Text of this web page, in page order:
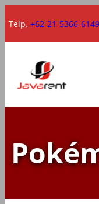
ke
konten
Telp.+62-21-5366-6149